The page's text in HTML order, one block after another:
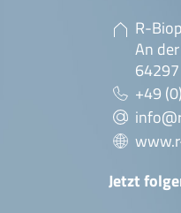
R-
An
+49
Jetzt